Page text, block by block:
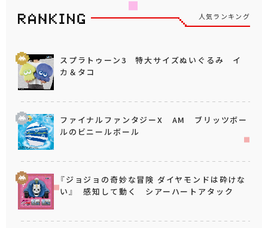
人気ランキング
スプラトゥーン3 特大サイズぬいぐるみ イ
カ＆タコ
ファイナルファンタジーX AM ブリッツボー
ルのビニールボール
『ジョジョの奇妙な冒険 ダイヤモンドは砕けな
い』 感知して動く シアーハートアタック